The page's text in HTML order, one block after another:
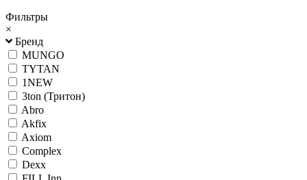
Фильтры
×
Бренд
MUNGO
TYTAN
1NEW
3ton (Тритон)
Abro
Akfix
Axiom
Complex
Dexx